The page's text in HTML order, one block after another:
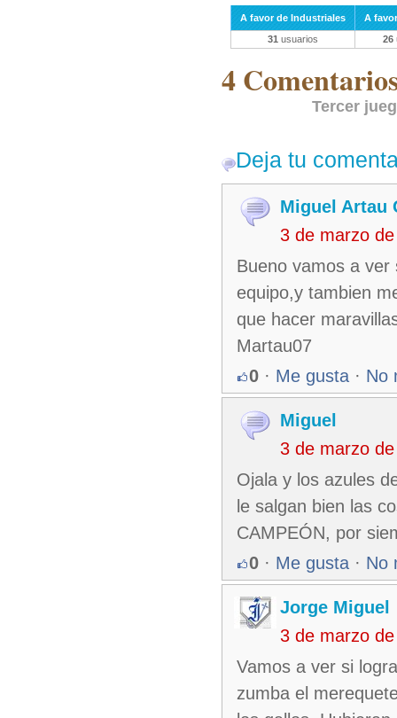
A favor de Industriales
A
31 usuarios 26
4
Tercer
Deja tu
Miguel Artau
3 de marzo
Bueno vamos a ver
equipo,y tambien
que hacer
Martau07
0 · Me gusta · No
Miguel
3 de marzo
Ojala y los azules
le salgan bien las
CAMPEÓN, por
0 · Me gusta · No
Jorge Miguel
3 de marzo
Vamos a ver si
zumba el